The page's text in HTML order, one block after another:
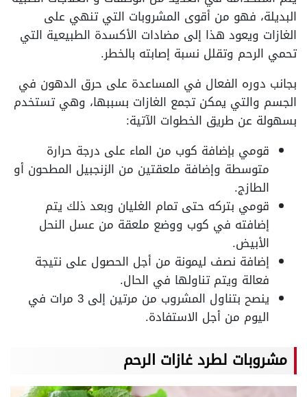
البديلة، فهو من أقوى المشروبات التي تنهي على
الغازات ويعود هذا إلى مضادات الأكسدة الطبيعية التي
تحمي الرحم وتقلل نسبة إصابته بالخطر.
بجانب دوره الفعال في المساعدة على حرق الدهون في
الجسم والتي يمكن تجمع الغازات بسببها، وهي تستخدم
بسهولة عن طريق الخطوات الآتية:
قومي بإضافة كوب من الماء على درجة حرارة
متوسطة وإضافة ملعقتين من الزنجبيل المطحون أو
الطازج.
قومي بتركه حتى تمام الغليان وبعد ذلك يتم
إضافته في كوب ووضع ملعقة من عسل النحل
الأبيض.
إضافة نصف ليمونة من أجل الحصول على نتيجة
فعالة ويتم تناولها في الحال.
ينصح بتناول المشروب من مرتين إلى 3 مرات في
اليوم من أجل الاستفادة.
مشروبات لطرد غازات الرحم